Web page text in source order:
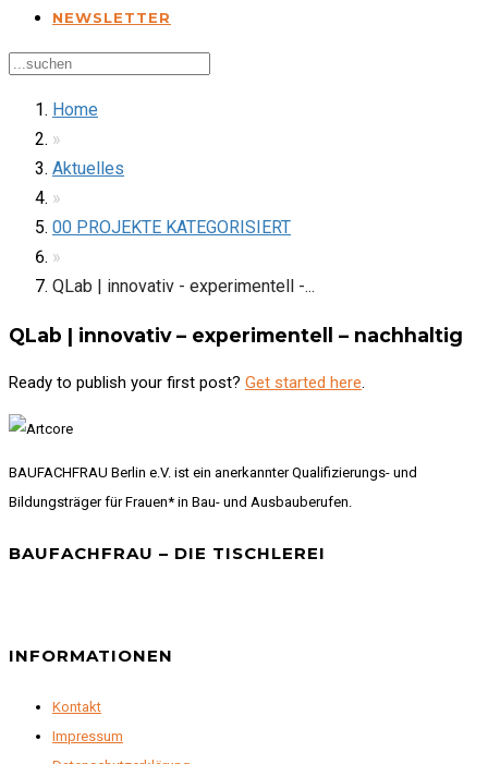
NEWSLETTER
Home
»
Aktuelles
»
00 PROJEKTE KATEGORISIERT
»
QLab | innovativ - experimentell -...
QLab | innovativ – experimentell – nachhaltig
Ready to publish your first post? Get started here.
BAUFACHFRAU Berlin e.V. ist ein anerkannter Qualifizierungs- und
Bildungsträger für Frauen* in Bau- und Ausbauberufen.
BAUFACHFRAU – DIE TISCHLEREI
INFORMATIONEN
Kontakt
Impressum